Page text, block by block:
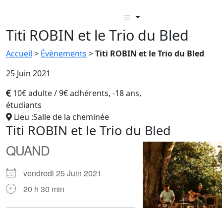
Titi ROBIN et le Trio du Bled
Accueil > Évènements >Titi ROBIN et le Trio du Bled
25 Juin 2021
10€ adulte / 9€ adhérents, -18 ans,
étudiants
Lieu :Salle de la cheminée
Titi ROBIN et le Trio du Bled
QUAND
vendredi 25 Juin 2021
20 h 30 min